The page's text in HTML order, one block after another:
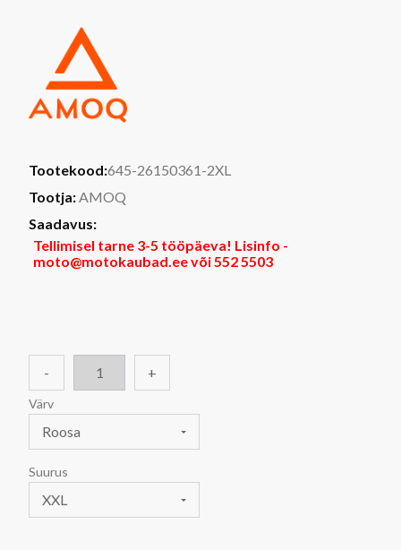
Tootekood:645-26150361-2XL
Tootja: AMOQ
Saadavus:
Tellimisel tarne 3-5 tööpäeva! Lisinfo -
moto@motokaubad.ee või 552 5503
- +
Värv
Roosa
Suurus
XXL